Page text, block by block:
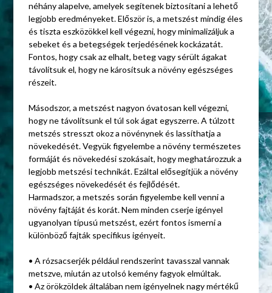
néhány alapelve, amelyek segítenek biztosítani a lehető
legjobb eredményeket. Először is, a metszést mindig éles
és tiszta eszközökkel kell végezni, hogy minimalizáljuk a
sebeket és a betegségek terjedésének kockázatát.
Fontos, hogy csak az elhalt, beteg vagy sérült ágakat
távolítsuk el, hogy ne károsítsuk a növény egészséges
részeit.
Másodszor, a metszést nagyon óvatosan kell végezni,
hogy ne távolítsunk el túl sok ágat egyszerre. A túlzott
metszés stresszt okoz a növénynek és lassíthatja a
növekedését. Vegyük figyelembe a növény természetes
formáját és növekedési szokásait, hogy meghatározzuk a
legjobb metszési technikát. Ezáltal elősegítjük a növény
egészséges növekedését és fejlődését.
Harmadszor, a metszés során figyelembe kell venni a
növény fajtáját és korát. Nem minden cserje igényel
ugyanolyan típusú metszést, ezért fontos ismerni a
különböző fajták specifikus igényeit.
• A rózsacserjék például rendszerint tavasszal vannak
metszve, miután az utolsó kemény fagyok elmúltak.
• Az örökzöldek általában nem igényelnek nagy mértékű